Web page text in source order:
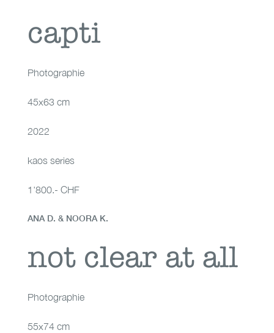
capti
capti
Photographie
45x63 cm
2022
kaos series
1'800.- CHF
not clear at all
ANA D. & NOORA K.
not clear at all
Photographie
55x74 cm